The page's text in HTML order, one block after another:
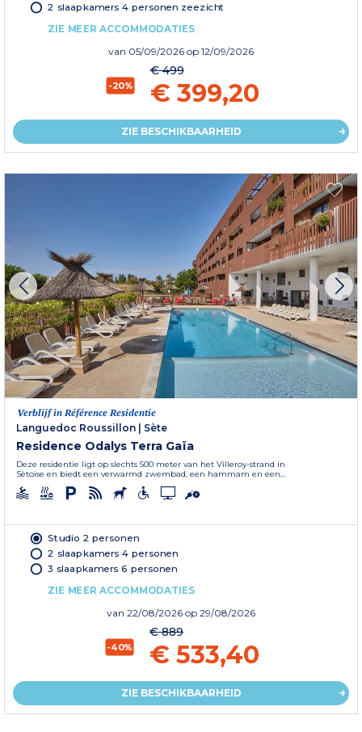
2 slaapkamers 4 personen zeezicht
ZIE MEER ACCOMMODATIES
van 05/09/2026 op 12/09/2026
-20%
€ 499
€ 399,20
ZIE BESCHIKBAARHEID
Verblijf in Référence Residentie
Languedoc Roussillon
Sète
Residence Odalys Terra Gaïa
Deze residentie ligt op slechts 500 meter van het Villeroy-strand in
Sètoise en biedt een verwarmd zwembad, een hammam en een...
Studio 2 personen
2 slaapkamers 4 personen
3 slaapkamers 6 personen
ZIE MEER ACCOMMODATIES
van 22/08/2026 op 29/08/2026
-40%
€ 889
€ 533,40
ZIE BESCHIKBAARHEID